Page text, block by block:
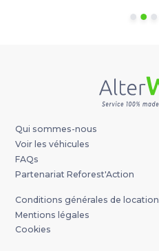
Qui sommes-nous
Voir les véhicules
FAQs
Partenariat Reforest'Action
Conditions générales de location
Mentions légales
Cookies